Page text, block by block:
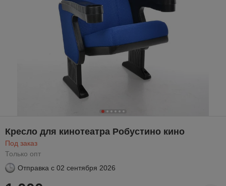
Кресло для кинотеатра Робустино кино
Под заказ
Только опт
Отправка с 02 сентября 2026